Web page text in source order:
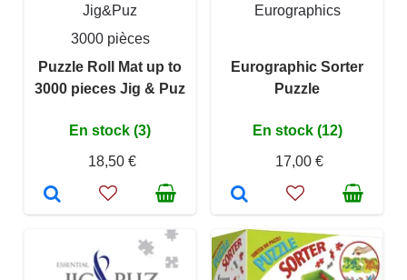
Jig&Puz
3000 pièces
Puzzle Roll Mat up to
3000 pieces Jig & Puz
En stock (3)
18,50 €
Eurographics
Eurographic Sorter
Puzzle
En stock (12)
17,00 €